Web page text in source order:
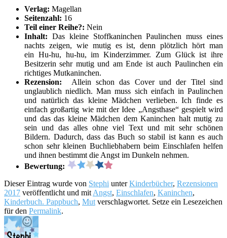
Verlag: Magellan
Seitenzahl: 16
Teil einer Reihe?: Nein
Inhalt: Das kleine Stoffkaninchen Paulinchen muss eines
nachts zeigen, wie mutig es ist, denn plötzlich hört man
ein Hu-hu, hu-hu, im Kinderzimmer. Zum Glück ist ihre
Besitzerin sehr mutig und am Ende ist auch Paulinchen ein
richtiges Mutkaninchen.
Rezension: Allein schon das Cover und der Titel sind
unglaublich niedlich. Man muss sich einfach in Paulinchen
und natürlich das kleine Mädchen verlieben. Ich finde es
einfach großartig wie mit der Idee „Angsthase“ gespielt wird
und das das kleine Mädchen dem Kaninchen halt mutig zu
sein und das alles ohne viel Text und mit sehr schönen
Bildern. Dadurch, dass das Buch so stabil ist kann es auch
schon sehr kleinen Buchliebhabern beim Einschlafen helfen
und ihnen bestimmt die Angst im Dunkeln nehmen.
Bewertung:
Dieser Eintrag wurde von Stephi unterKinderbücher, Rezensionen
2017 veröffentlicht und mit Angst, Einschlafen, Kaninchen,
Kinderbuch. Pappbuch, Mut verschlagwortet. Setze ein Lesezeichen
für den Permalink.